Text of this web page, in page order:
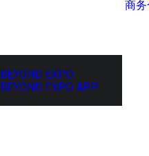
BEYOND EXPO
BEYOND EXPO APP
商